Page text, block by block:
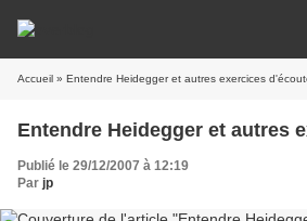
Accueil » Entendre Heidegger et autres exercices
Entendre Heidegger et autres
Publié le 29/12/2007 à 12:19
Par jp